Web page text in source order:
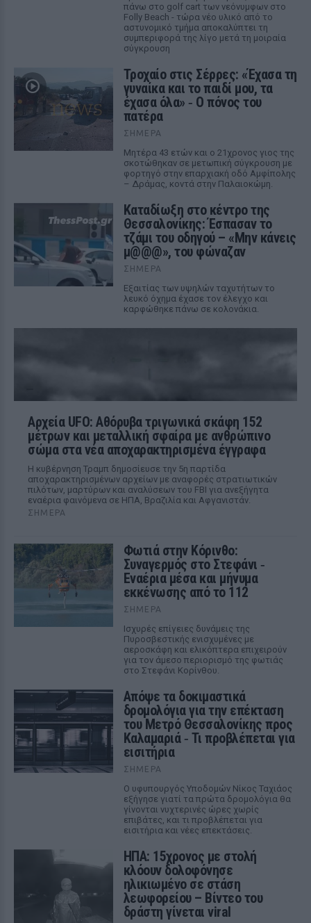
πάνω στο golf cart των νεόνυμφων στο
Folly Beach - τώρα νέο υλικό από το
αστυνομικό τμήμα αποκαλύπτει τη
συμπεριφορά της λίγο μετά τη μοιραία
σύγκρουση
Τροχαίο στις Σέρρες: «Έχασα τη
γυναίκα και το παιδί μου, τα
έχασα όλα» ‑ Ο πόνος του
πατέρα
ΣΉΜΕΡΑ
Μητέρα 43 ετών και ο 21χρονος γιος της
σκοτώθηκαν σε μετωπική σύγκρουση με
φορτηγό στην επαρχιακή οδό Αμφίπολης
– Δράμας, κοντά στην Παλαιοκώμη.
Καταδίωξη στο κέντρο της
Θεσσαλονίκης: Έσπασαν το
τζάμι του οδηγού – «Μην κάνεις
μ@@@», του φώναζαν
ΣΉΜΕΡΑ
Εξαιτίας των υψηλών ταχυτήτων το
λευκό όχημα έχασε τον έλεγχο και
καρφώθηκε πάνω σε κολονάκια.
Αρχεία UFO: Αθόρυβα τριγωνικά σκάφη 152
μέτρων και μεταλλική σφαίρα με ανθρώπινο
σώμα στα νέα αποχαρακτηρισμένα έγγραφα
Η κυβέρνηση Τραμπ δημοσίευσε την 5η παρτίδα
αποχαρακτηρισμένων αρχείων με αναφορές στρατιωτικών
πιλότων, μαρτύρων και αναλύσεων του FBI για ανεξήγητα
εναέρια φαινόμενα σε ΗΠΑ, Βραζιλία και Αφγανιστάν.
ΣΉΜΕΡΑ
Φωτιά στην Κόρινθο:
Συναγερμός στο Στεφάνι ‑
Εναέρια μέσα και μήνυμα
εκκένωσης από το 112
ΣΉΜΕΡΑ
Ισχυρές επίγειες δυνάμεις της
Πυροσβεστικής ενισχυμένες με
αεροσκάφη και ελικόπτερα επιχειρούν
για τον άμεσο περιορισμό της φωτιάς
στο Στεφάνι Κορίνθου.
Απόψε τα δοκιμαστικά
δρομολόγια για την επέκταση
του Μετρό Θεσσαλονίκης προς
Καλαμαριά ‑ Τι προβλέπεται για
εισιτήρια
ΣΉΜΕΡΑ
Ο υφυπουργός Υποδομών Νίκος Ταχιάος
εξήγησε γιατί τα πρώτα δρομολόγια θα
γίνονται νυχτερινές ώρες χωρίς
επιβάτες, και τι προβλέπεται για
εισιτήρια και νέες επεκτάσεις.
ΗΠΑ: 15χρονος με στολή
κλόουν δολοφόνησε
ηλικιωμένο σε στάση
λεωφορείου – Βίντεο του
δράστη γίνεται viral